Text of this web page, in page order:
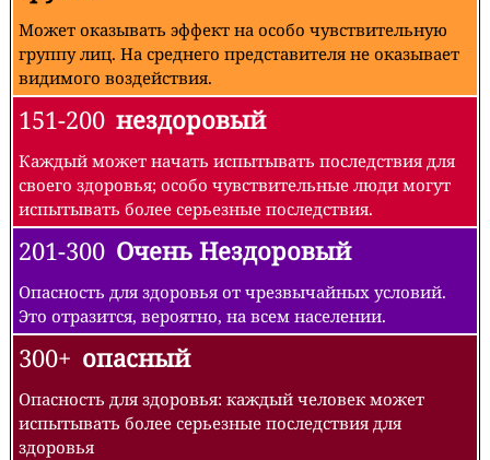
Может оказывать эффект на особо чувствительную
группу лиц. На среднего представителя не оказывает
видимого воздействия.
151-200 нездоровый
Каждый может начать испытывать последствия для
своего здоровья; особо чувствительные люди могут
испытывать более серьезные последствия.
201-300 Очень Нездоровый
Опасность для здоровья от чрезвычайных условий.
Это отразится, вероятно, на всем населении.
300+ опасный
Опасность для здоровья: каждый человек может
испытывать более серьезные последствия для
здоровья